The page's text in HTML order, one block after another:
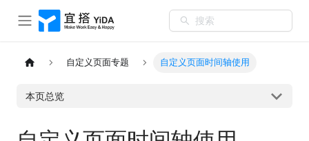
搜索
自定义页面专题 自定义页面时间轴使用
本页总览